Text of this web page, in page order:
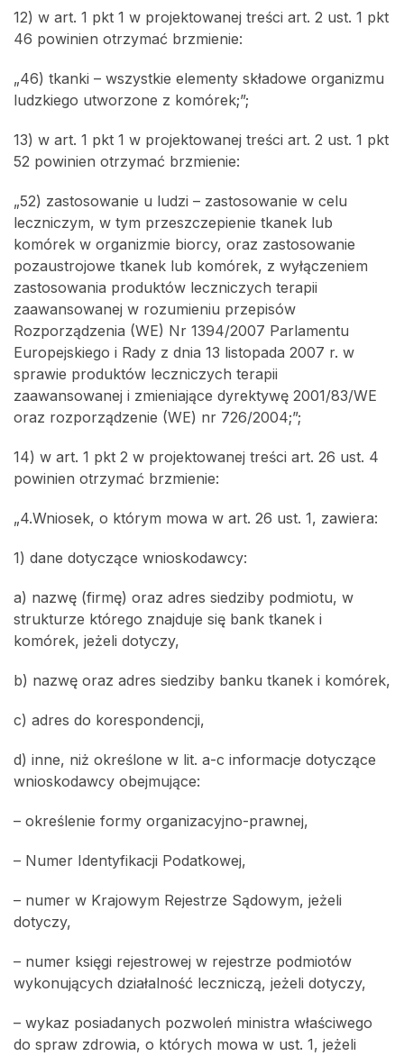
12) w art. 1 pkt 1 w projektowanej treści art. 2 ust. 1 pkt
46 powinien otrzymać brzmienie:
„46) tkanki – wszystkie elementy składowe organizmu
ludzkiego utworzone z komórek;”;
13) w art. 1 pkt 1 w projektowanej treści art. 2 ust. 1 pkt
52 powinien otrzymać brzmienie:
„52) zastosowanie u ludzi – zastosowanie w celu
leczniczym, w tym przeszczepienie tkanek lub
komórek w organizmie biorcy, oraz zastosowanie
pozaustrojowe tkanek lub komórek, z wyłączeniem
zastosowania produktów leczniczych terapii
zaawansowanej w rozumieniu przepisów
Rozporządzenia (WE) Nr 1394/2007 Parlamentu
Europejskiego i Rady z dnia 13 listopada 2007 r. w
sprawie produktów leczniczych terapii
zaawansowanej i zmieniające dyrektywę 2001/83/WE
oraz rozporządzenie (WE) nr 726/2004;”;
14) w art. 1 pkt 2 w projektowanej treści art. 26 ust. 4
powinien otrzymać brzmienie:
„4.Wniosek, o którym mowa w art. 26 ust. 1, zawiera:
1) dane dotyczące wnioskodawcy:
a) nazwę (firmę) oraz adres siedziby podmiotu, w
strukturze którego znajduje się bank tkanek i
komórek, jeżeli dotyczy,
b) nazwę oraz adres siedziby banku tkanek i komórek,
c) adres do korespondencji,
d) inne, niż określone w lit. a-c informacje dotyczące
wnioskodawcy obejmujące:
– określenie formy organizacyjno-prawnej,
– Numer Identyfikacji Podatkowej,
– numer w Krajowym Rejestrze Sądowym, jeżeli
dotyczy,
– numer księgi rejestrowej w rejestrze podmiotów
wykonujących działalność leczniczą, jeżeli dotyczy,
– wykaz posiadanych pozwoleń ministra właściwego
do spraw zdrowia, o których mowa w ust. 1, jeżeli